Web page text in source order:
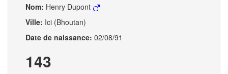
Nom: Henry Dupont
Ville: Ici (Bhoutan)
Date de naissance: 02/08/91
143